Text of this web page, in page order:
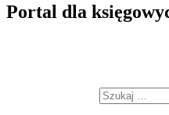
Portal dla